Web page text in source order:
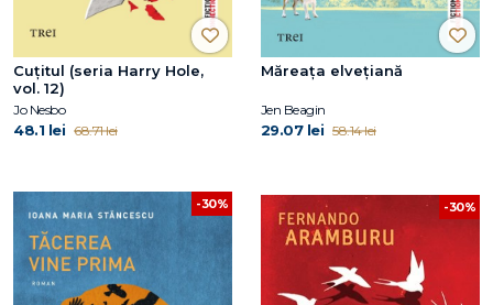
Cuțitul (seria Harry Hole,
vol. 12)
Jo Nesbo
48.1 lei 68.71 lei
Măreața elvețiană
Jen Beagin
29.07 lei 58.14 lei
-30% -30%